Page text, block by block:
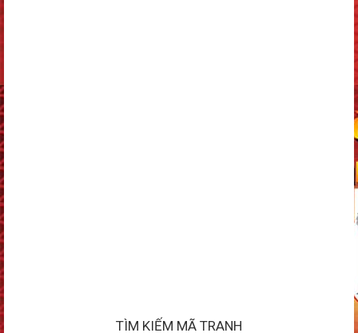
TÌM KIẾM MÃ TRANH